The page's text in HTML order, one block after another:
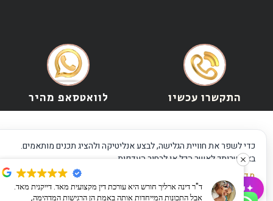
✦שאלו את ה-AI שלנו
התקשרו עכשיו לוואטסאפ מהיר
כדי לשפר את חוויית הגלישה, לבצע אנליטיקה ולהציג תכנים מותאמים.
באפשרותך לאשר הכל או לבחור העדפות.
מדיניות פרטיות
ד"ר דינה ארליך חורש היא עורכת דין מקצועית מאד. דייקנית מאד.
אבל התכונות המייחדות אותה באמת הן הרגישות המדהימה,